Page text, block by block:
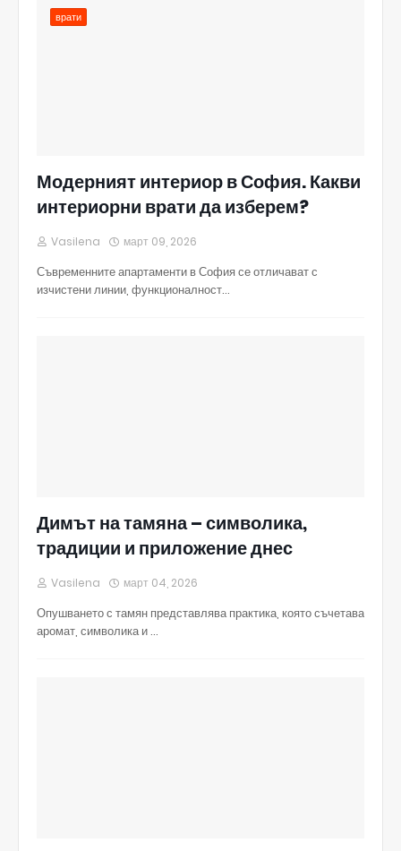
врати
Модерният интериор в София. Какви
интериорни врати да изберем?
Vasilena март 09, 2026
Съвременните апартаменти в София се отличават с
изчистени линии, функционалност…
Димът на тамяна – символика,
традиции и приложение днес
Vasilena март 04, 2026
Опушването с тамян представлява практика, която съчетава
аромат, символика и …